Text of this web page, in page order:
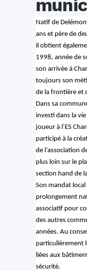
Natif de
ans et père de
il obtient
1998, année de
son arrivée à
toujours son
de la frontière et
Dans sa
investi dans la
joueur à l’ES
participé à la
de l’association
plus loin sur le
section hand de
Son mandat
prolongement
associatif pour
des autres
années. Au
particulièrement
liées aux
sécurité.